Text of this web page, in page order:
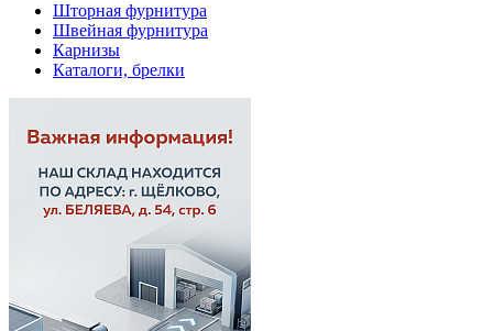
Шторная фурнитура
Швейная фурнитура
Карнизы
Каталоги, брелки